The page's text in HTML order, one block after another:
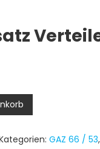
GAZ 66 / 53,